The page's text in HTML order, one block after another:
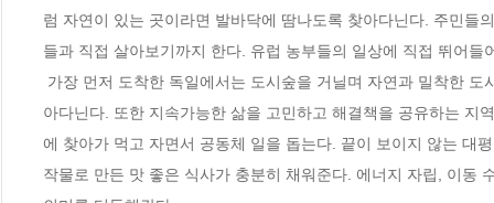
럼 자연이 있는 곳이라면 발바닥에 땀나도록 찾아다닌다. 주민들
들과 직접 살아보기까지 한다. 유럽 농부들의 일상에 직접 뛰어
아다닌다. 또한 지속가능한 삶을 고민하고 해결책을 공유하는 지
에 찾아가 먹고 자면서 공동체 일을 돕는다. 끝이 보이지 않는 대
작물로 만든 맛 좋은 식사가 충분히 채워준다. 에너지 자립, 이동